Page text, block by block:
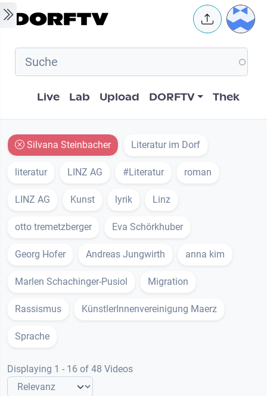
Skip to main content User
Hauptnavigation
Live Lab Upload DORFTV Thek
Silvana Steinbacher Literatur im Dorf
literatur LINZ AG #Literatur roman
LINZ AG Kunst lyrik Linz
otto tremetzberger Eva Schörkhuber
Georg Hofer Andreas Jungwirth anna kim
Marlen Schachinger-Pusiol Migration
Rassismus KünstlerInnenvereinigung Maerz
Sprache
Displaying 1 - 16 of 48 Videos